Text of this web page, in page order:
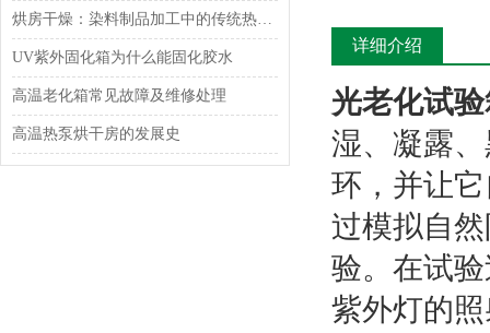
烘房干燥：染料制品加工中的传统热风对流技术
UV紫外固化箱为什么能固化胶水
高温老化箱常见故障及维修处理
高温热泵烘干房的发展史
详细介绍
光老化试
湿、凝露
环，并让
过模拟自
验。在试
紫外灯的